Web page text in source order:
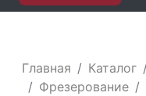
Главная Каталог
Фрезерование